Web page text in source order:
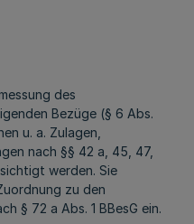
des
Bezüge (§ 6 Abs.
u. a. Zulagen,
nach §§ 42 a, 45, 47,
werden. Sie
zu den
§ 72 a Abs. 1 BBesG ein.